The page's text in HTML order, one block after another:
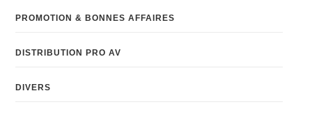
PROMOTION & BONNES AFFAIRES
DISTRIBUTION PRO AV
DIVERS